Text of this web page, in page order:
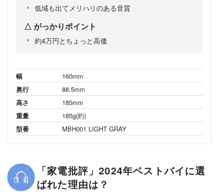
低域も出てメリハリのある音質
がっかりポイント
約4万円とちょっと高価
幅
160mm
奥行
88.5mm
高さ
185mm
重量
185g(約)
型番
MBH001 LIGHT GRAY
「家電批評」2024年ベストバイに選
ばれた理由は？